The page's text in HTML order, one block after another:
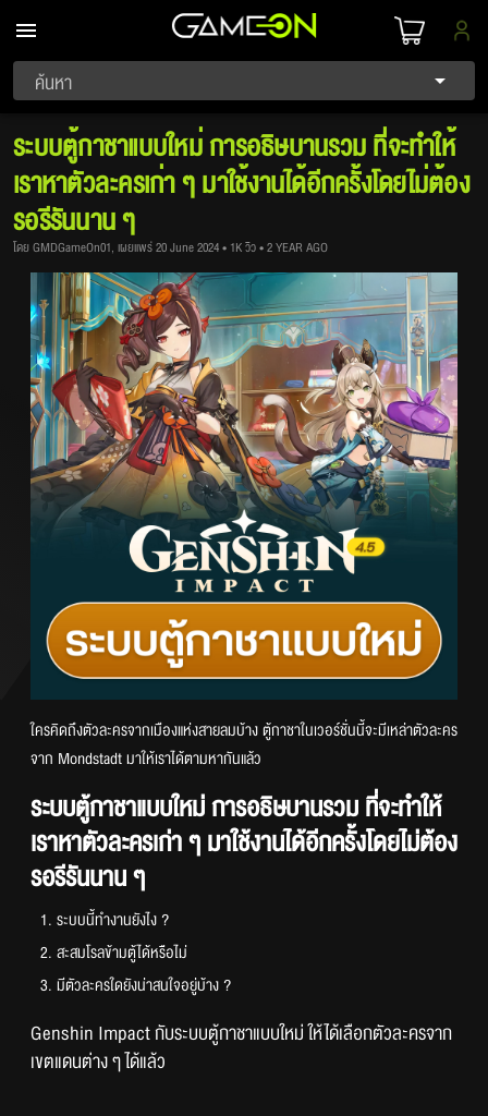
ค้นหา
ระบบตู้กาชาแบบใหม่ การอธิษบานรวม ที่จะทำให้
เราหาตัวละครเก่า ๆ มาใช้งานได้อีกครั้งโดยไม่ต้อง
รอรีรันนาน ๆ
โดย GMDGameOn01, เผยแพร่ 20 June 2024 • 1K วิว • 2 YEAR AGO
ใครคิดถึงตัวละครจากเมืองแห่งสายลมบ้าง ตู้กาชาในเวอร์ชั่นนี้จะมีเหล่าตัวละคร
จาก Mondstadt มาให้เราได้ตามหากันแล้ว
ระบบตู้กาชาแบบใหม่ การอธิษบานรวม ที่จะทำให้
เราหาตัวละครเก่า ๆ มาใช้งานได้อีกครั้งโดยไม่ต้อง
รอรีรันนาน ๆ
ระบบนี้ทำงานยังไง ?
สะสมโรลข้ามตู้ได้หรือไม่
มีตัวละครใดยังน่าสนใจอยู่บ้าง ?
Genshin Impact กับระบบตู้กาชาแบบใหม่ ให้ได้เลือกตัวละครจาก
เขตแดนต่าง ๆ ได้แล้ว